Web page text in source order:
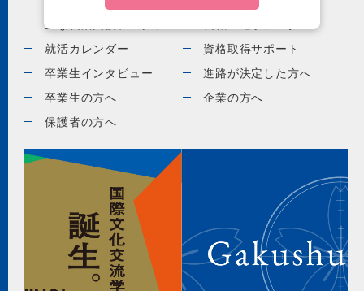
主な就活支援プログラム
就活カレンダー
資格取得サポート
卒業生インタビュー
進路が決定した方へ
卒業生の方へ
企業の方へ
保護者の方へ